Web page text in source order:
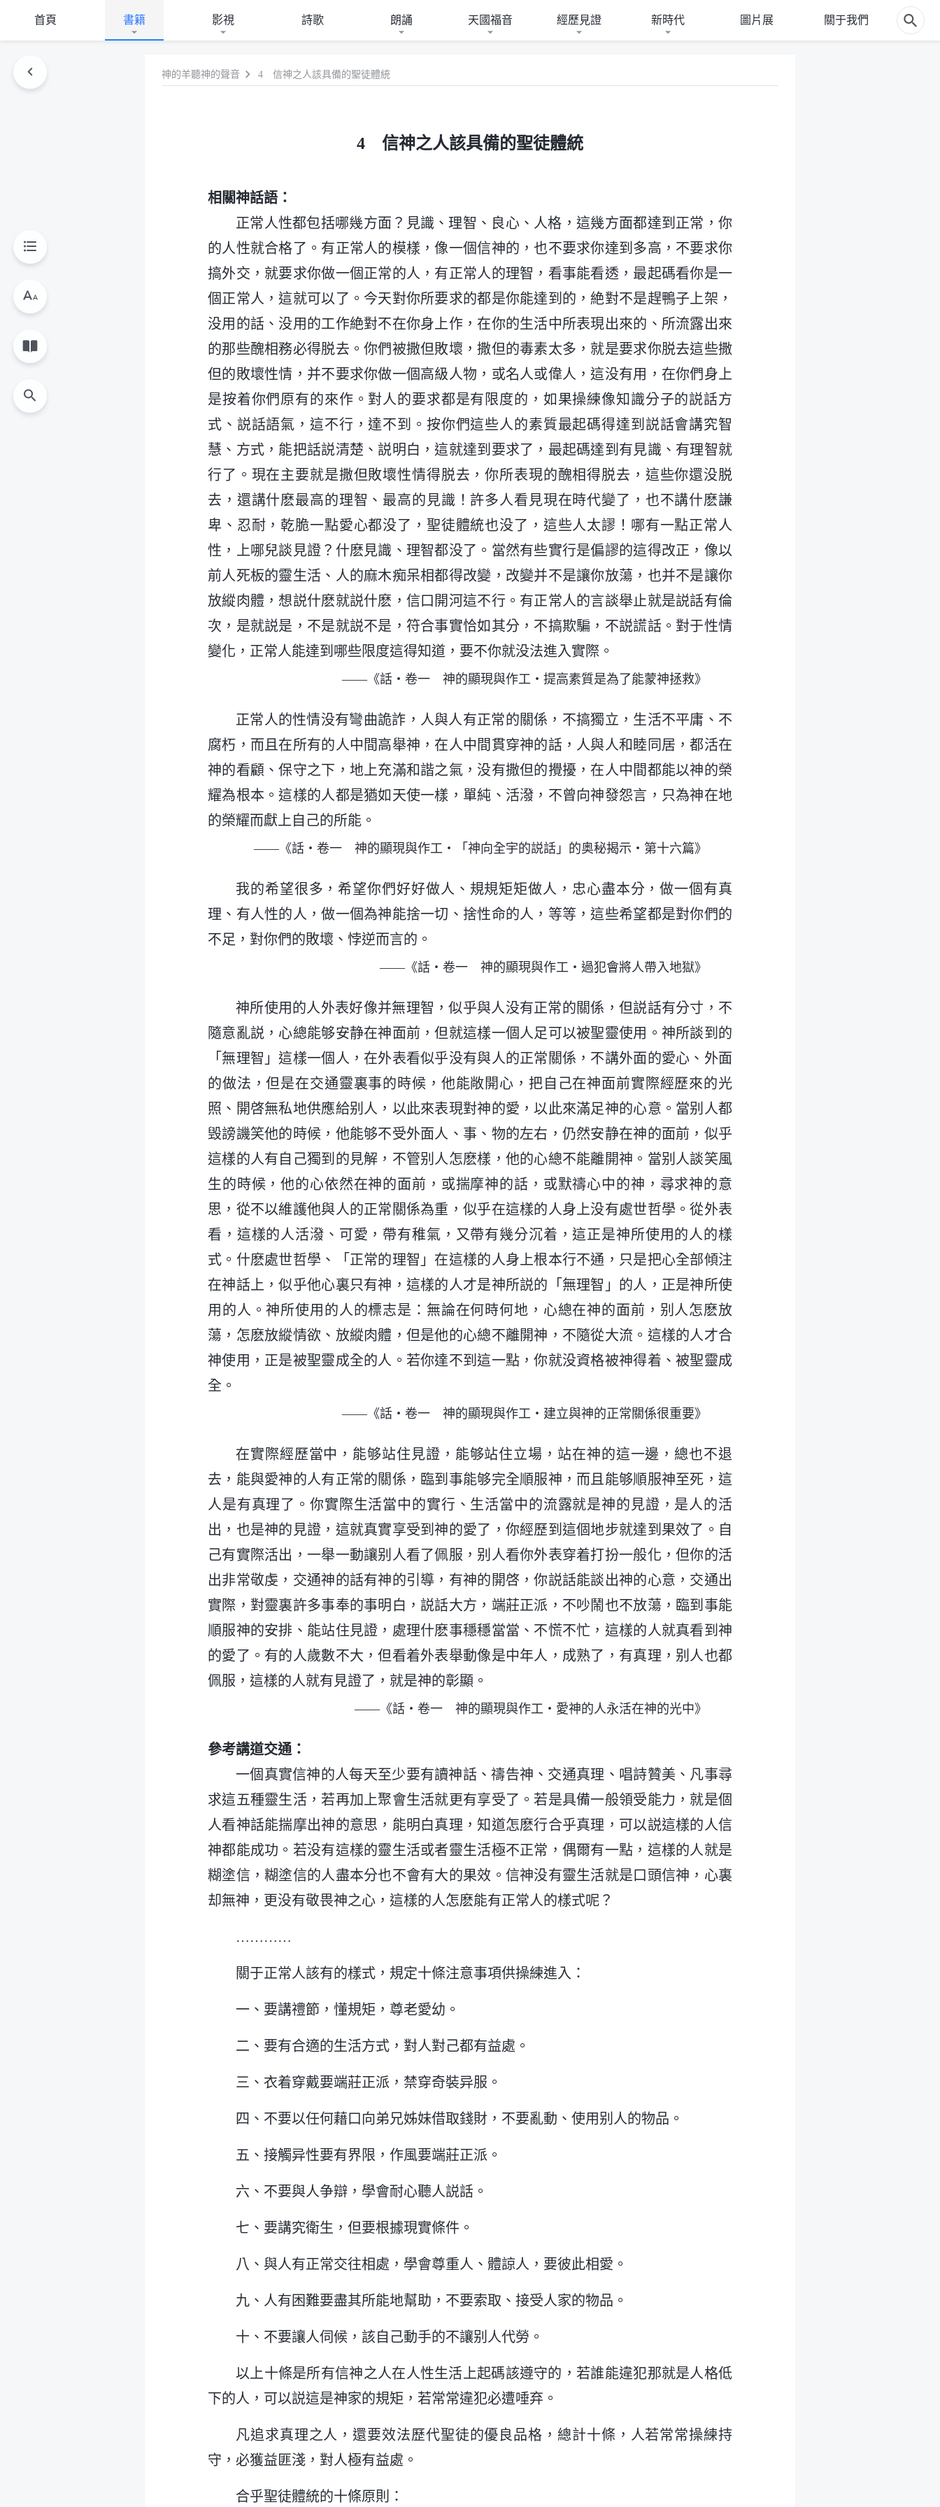
首頁 書籍 影視 詩歌 朗誦 天國福音 經歷見證 新時代 圖片展 關于我們
神的羊聽神的聲音 4 信神之人該具備的聖徒體統
4 信神之人該具備的聖徒體統
相關神話語：
正常人性都包括哪幾方面？見識、理智、良心、人格，這幾方面都達到正常，你
的人性就合格了。有正常人的模樣，像一個信神的，也不要求你達到多高，不要求你
搞外交，就要求你做一個正常的人，有正常人的理智，看事能看透，最起碼看你是一
個正常人，這就可以了。今天對你所要求的都是你能達到的，絶對不是趕鴨子上架，
没用的話、没用的工作絶對不在你身上作，在你的生活中所表現出來的、所流露出來
的那些醜相務必得脱去。你們被撒但敗壞，撒但的毒素太多，就是要求你脱去這些撒
但的敗壞性情，并不要求你做一個高級人物，或名人或偉人，這没有用，在你們身上
是按着你們原有的來作。對人的要求都是有限度的，如果操練像知識分子的説話方
式、説話語氣，這不行，達不到。按你們這些人的素質最起碼得達到説話會講究智
慧、方式，能把話説清楚、説明白，這就達到要求了，最起碼達到有見識、有理智就
行了。現在主要就是撒但敗壞性情得脱去，你所表現的醜相得脱去，這些你還没脱
去，還講什麽最高的理智、最高的見識！許多人看見現在時代變了，也不講什麽謙
卑、忍耐，乾脆一點愛心都没了，聖徒體統也没了，這些人太謬！哪有一點正常人
性，上哪兒談見證？什麽見識、理智都没了。當然有些實行是偏謬的這得改正，像以
前人死板的靈生活、人的麻木痴呆相都得改變，改變并不是讓你放蕩，也并不是讓你
放縱肉體，想説什麽就説什麽，信口開河這不行。有正常人的言談舉止就是説話有倫
次，是就説是，不是就説不是，符合事實恰如其分，不搞欺騙，不説謊話。對于性情
變化，正常人能達到哪些限度這得知道，要不你就没法進入實際。
——《話・卷一 神的顯現與作工・提高素質是為了能蒙神拯救》
正常人的性情没有彎曲詭詐，人與人有正常的關係，不搞獨立，生活不平庸、不
腐朽，而且在所有的人中間高舉神，在人中間貫穿神的話，人與人和睦同居，都活在
神的看顧、保守之下，地上充滿和諧之氣，没有撒但的攪擾，在人中間都能以神的榮
耀為根本。這樣的人都是猶如天使一樣，單純、活潑，不曾向神發怨言，只為神在地
的榮耀而獻上自己的所能。
——《話・卷一 神的顯現與作工・「神向全宇的説話」的奥秘揭示・第十六篇》
我的希望很多，希望你們好好做人、規規矩矩做人，忠心盡本分，做一個有真
理、有人性的人，做一個為神能捨一切、捨性命的人，等等，這些希望都是對你們的
不足，對你們的敗壞、悖逆而言的。
——《話・卷一 神的顯現與作工・過犯會將人帶入地獄》
神所使用的人外表好像并無理智，似乎與人没有正常的關係，但説話有分寸，不
隨意亂説，心總能够安静在神面前，但就這樣一個人足可以被聖靈使用。神所談到的
「無理智」這樣一個人，在外表看似乎没有與人的正常關係，不講外面的愛心、外面
的做法，但是在交通靈裏事的時候，他能敞開心，把自己在神面前實際經歷來的光
照、開啓無私地供應給别人，以此來表現對神的愛，以此來滿足神的心意。當别人都
毁謗譏笑他的時候，他能够不受外面人、事、物的左右，仍然安静在神的面前，似乎
這樣的人有自己獨到的見解，不管别人怎麽樣，他的心總不能離開神。當别人談笑風
生的時候，他的心依然在神的面前，或揣摩神的話，或默禱心中的神，尋求神的意
思，從不以維護他與人的正常關係為重，似乎在這樣的人身上没有處世哲學。從外表
看，這樣的人活潑、可愛，帶有稚氣，又帶有幾分沉着，這正是神所使用的人的樣
式。什麽處世哲學、「正常的理智」在這樣的人身上根本行不通，只是把心全部傾注
在神話上，似乎他心裏只有神，這樣的人才是神所説的「無理智」的人，正是神所使
用的人。神所使用的人的標志是：無論在何時何地，心總在神的面前，别人怎麽放
蕩，怎麽放縱情欲、放縱肉體，但是他的心總不離開神，不隨從大流。這樣的人才合
神使用，正是被聖靈成全的人。若你達不到這一點，你就没資格被神得着、被聖靈成
全。
——《話・卷一 神的顯現與作工・建立與神的正常關係很重要》
在實際經歷當中，能够站住見證，能够站住立場，站在神的這一邊，總也不退
去，能與愛神的人有正常的關係，臨到事能够完全順服神，而且能够順服神至死，這
人是有真理了。你實際生活當中的實行、生活當中的流露就是神的見證，是人的活
出，也是神的見證，這就真實享受到神的愛了，你經歷到這個地步就達到果效了。自
己有實際活出，一舉一動讓别人看了佩服，别人看你外表穿着打扮一般化，但你的活
出非常敬虔，交通神的話有神的引導，有神的開啓，你説話能談出神的心意，交通出
實際，對靈裏許多事奉的事明白，説話大方，端莊正派，不吵鬧也不放蕩，臨到事能
順服神的安排、能站住見證，處理什麽事穩穩當當、不慌不忙，這樣的人就真看到神
的愛了。有的人歲數不大，但看着外表舉動像是中年人，成熟了，有真理，别人也都
佩服，這樣的人就有見證了，就是神的彰顯。
——《話・卷一 神的顯現與作工・愛神的人永活在神的光中》
參考講道交通：
一個真實信神的人每天至少要有讀神話、禱告神、交通真理、唱詩贊美、凡事尋
求這五種靈生活，若再加上聚會生活就更有享受了。若是具備一般領受能力，就是個
人看神話能揣摩出神的意思，能明白真理，知道怎麽行合乎真理，可以説這樣的人信
神都能成功。若没有這樣的靈生活或者靈生活極不正常，偶爾有一點，這樣的人就是
糊塗信，糊塗信的人盡本分也不會有大的果效。信神没有靈生活就是口頭信神，心裏
却無神，更没有敬畏神之心，這樣的人怎麽能有正常人的樣式呢？
…………
關于正常人該有的樣式，規定十條注意事項供操練進入：
一、要講禮節，懂規矩，尊老愛幼。
二、要有合適的生活方式，對人對己都有益處。
三、衣着穿戴要端莊正派，禁穿奇裝异服。
四、不要以任何藉口向弟兄姊妹借取錢財，不要亂動、使用别人的物品。
五、接觸异性要有界限，作風要端莊正派。
六、不要與人争辯，學會耐心聽人説話。
七、要講究衛生，但要根據現實條件。
八、與人有正常交往相處，學會尊重人、體諒人，要彼此相愛。
九、人有困難要盡其所能地幫助，不要索取、接受人家的物品。
十、不要讓人伺候，該自己動手的不讓别人代勞。
以上十條是所有信神之人在人性生活上起碼該遵守的，若誰能違犯那就是人格低
下的人，可以説這是神家的規矩，若常常違犯必遭唾弃。
凡追求真理之人，還要效法歷代聖徒的優良品格，總計十條，人若常常操練持
守，必獲益匪淺，對人極有益處。
合乎聖徒體統的十條原則：